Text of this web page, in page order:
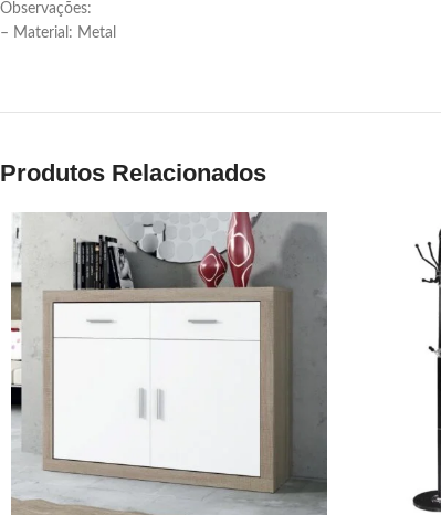
Observações:
– Material: Metal
Produtos Relacionados